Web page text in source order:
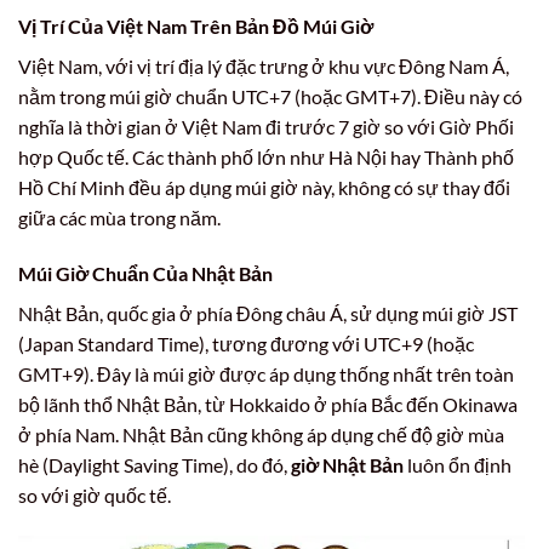
Vị Trí Của Việt Nam Trên Bản Đồ Múi Giờ
Việt Nam, với vị trí địa lý đặc trưng ở khu vực Đông Nam Á,
nằm trong múi giờ chuẩn UTC+7 (hoặc GMT+7). Điều này có
nghĩa là thời gian ở Việt Nam đi trước 7 giờ so với Giờ Phối
hợp Quốc tế. Các thành phố lớn như Hà Nội hay Thành phố
Hồ Chí Minh đều áp dụng múi giờ này, không có sự thay đổi
giữa các mùa trong năm.
Múi Giờ Chuẩn Của Nhật Bản
Nhật Bản, quốc gia ở phía Đông châu Á, sử dụng múi giờ JST
(Japan Standard Time), tương đương với UTC+9 (hoặc
GMT+9). Đây là múi giờ được áp dụng thống nhất trên toàn
bộ lãnh thổ Nhật Bản, từ Hokkaido ở phía Bắc đến Okinawa
ở phía Nam. Nhật Bản cũng không áp dụng chế độ giờ mùa
hè (Daylight Saving Time), do đó, giờ Nhật Bản luôn ổn định
so với giờ quốc tế.